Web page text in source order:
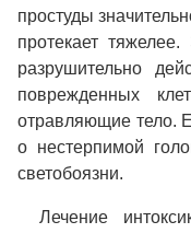
простуды
протекает
разрушительно
поврежденных
отравляющие тело.
о нестерпимой
светобоязни.
Лечение